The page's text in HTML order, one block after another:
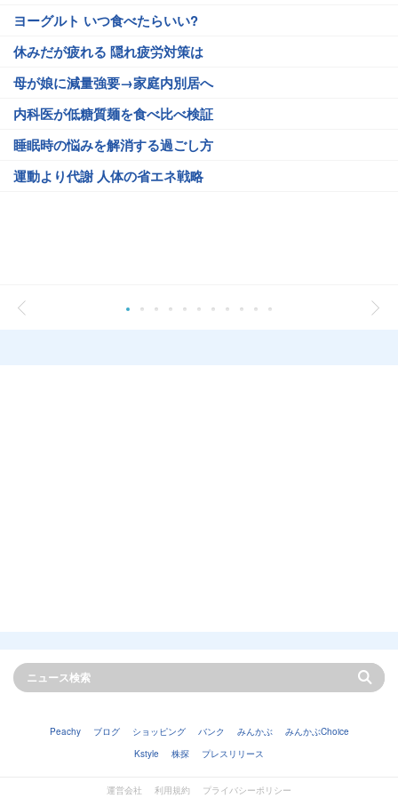
ヨーグルト いつ食べたらいい?
休みだが疲れる 隠れ疲労対策は
母が娘に減量強要→家庭内別居へ
内科医が低糖質麺を食べ比べ検証
睡眠時の悩みを解消する過ごし方
運動より代謝 人体の省エネ戦略
Peachy ブログ ショッピング バンク みんかぶ
みんかぶChoice
Kstyle
株探 プレスリリース
運営会社 利用規約 プライバシーポリシー